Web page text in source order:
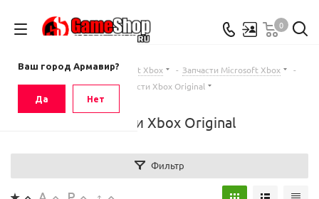
Ваш город Армавир?
Да Нет
0
Главная - Каталог - Microsoft Xbox - Запчасти Microsoft Xbox
-
Запчасти Xbox Original
Запчасти Xbox Original
Фильтр